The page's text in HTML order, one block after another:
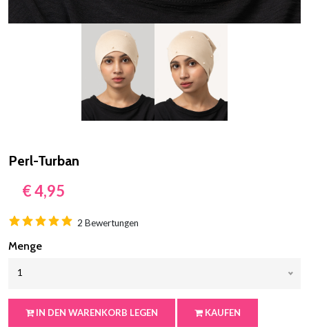
Perl-Turban
€ 4,95
2 Bewertungen
Menge
1
IN DEN WARENKORB LEGEN KAUFEN